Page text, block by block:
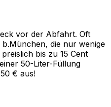
vor der Abfahrt. Oft
b.München, die nur wenige
bis zu 15 Cent
50-Liter-Füllung
€ aus!